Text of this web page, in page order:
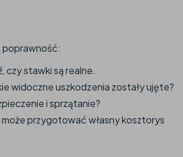
poprawność:
czy stawki są realne.
widoczne uszkodzenia zostały ujęte?
i sprzątanie?
przygotować własny kosztorys